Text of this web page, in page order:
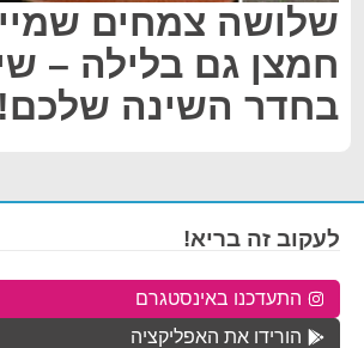
שלושה צמחים
חמצן גם בלילה –
בחדר השינה שלכם!
לעקוב זה בריא!
התעדכנו באינסטגרם
הורידו את האפליקציה